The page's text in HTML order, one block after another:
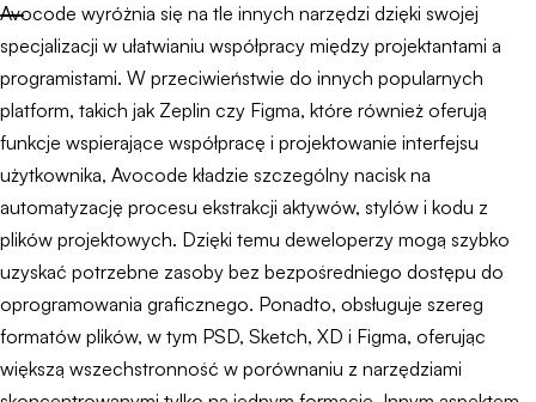
Avocode wyróżnia się na tle innych narzędzi dzięki swojej
specjalizacji w ułatwianiu współpracy między projektantami a
programistami. W przeciwieństwie do innych popularnych
platform, takich jak Zeplin czy Figma, które również oferują
funkcje wspierające współpracę i projektowanie interfejsu
użytkownika, Avocode kładzie szczególny nacisk na
automatyzację procesu ekstrakcji aktywów, stylów i kodu z
plików projektowych. Dzięki temu deweloperzy mogą szybko
uzyskać potrzebne zasoby bez bezpośredniego dostępu do
oprogramowania graficznego. Ponadto, obsługuje szereg
formatów plików, w tym PSD, Sketch, XD i Figma, oferując
większą wszechstronność w porównaniu z narzędziami